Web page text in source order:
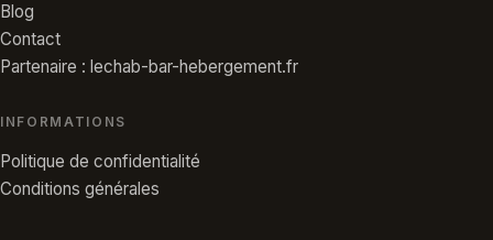
Blog
Contact
Partenaire : lechab-bar-hebergement.fr
INFORMATIONS
Politique de confidentialité
Conditions générales